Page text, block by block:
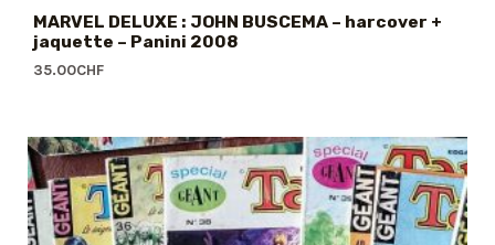
MARVEL DELUXE : JOHN BUSCEMA – harcover +
jaquette – Panini 2008
35.00CHF